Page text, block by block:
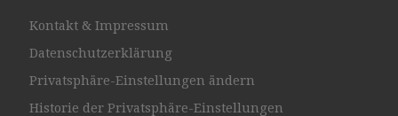
Kontakt & Impressum
Datenschutzerklärung
Privatsphäre-Einstellungen ändern
Historie der Privatsphäre-Einstellungen